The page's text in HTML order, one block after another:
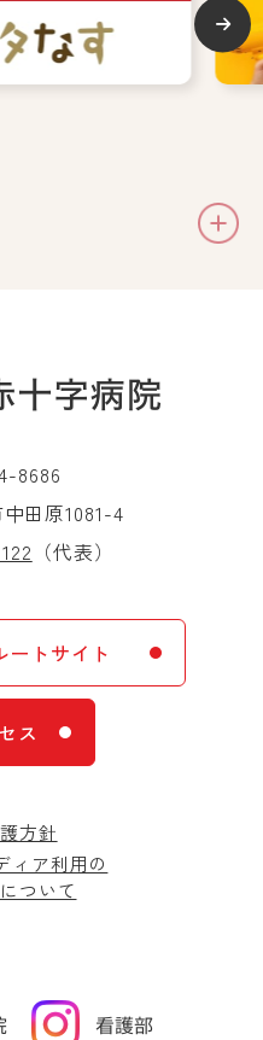
8686
田原1081-4
（代表）
トサイト
ス
方針
ィア利用の
ついて